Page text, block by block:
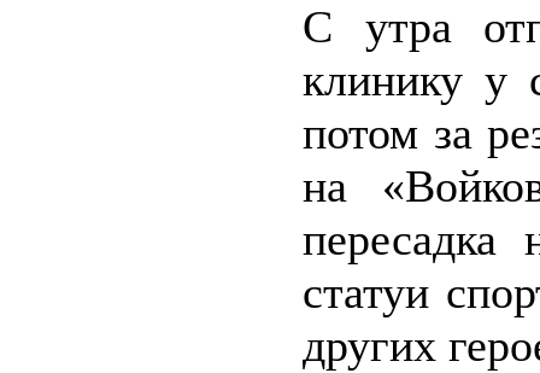
С утра
клинику у
потом за
на
статуи
других